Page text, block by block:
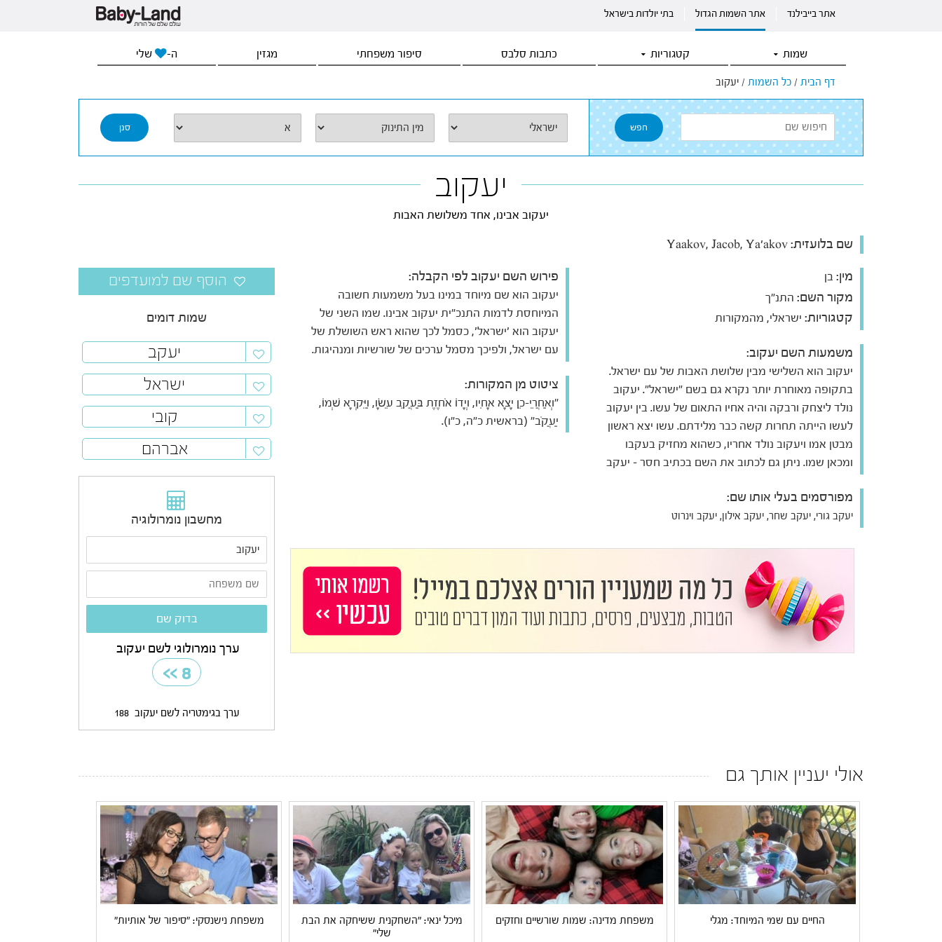
אתר בייבילנד אתר השמות הגדול בתי יולדות בישראל
שמות קטגוריות כתבות סלבס סיפור משפחתי מגזין ה- שלי
דף הבית / כל השמות / יעקוב
יעקוב
יעקוב אבינו, אחד משלושת האבות
שם בלועזית:
מין: בן
מקור השם: התנ"ך
קטגוריות: ישראלי, מהמקורות
משמעות השם יעקוב:
יעקוב הוא השלישי מבין שלושת האבות של עם ישראל.
בתקופה מאוחרת יותר נקרא גם בשם "ישראל". יעקוב
נולד ליצחק ורבקה והיה אחיו התאום של עשו. בין יעקוב
לעשו הייתה תחרות קשה כבר מלידתם. עשו יצא ראשון
מבטן אמו ויעקוב נולד אחריו, כשהוא מחזיק בעקבו
ומכאן שמו. ניתן גם לכתוב את השם בכתיב חסר – יעקב
מפורסמים בעלי אותו שם:
יעקב גורי, יעקב שחר, יעקב אילון, יעקב וינרוט
פירוש השם יעקוב לפי הקבלה:
יעקוב הוא שם מיוחד במינו בעל משמעות חשובה
המיוחסת לדמות התנכ"ית יעקוב אבינו. שמו השני של
יעקוב הוא 'ישראל', כסמל לכך שהוא ראש השושלת של
עם ישראל, ולפיכך מסמל ערכים של שורשיות ומנהיגות.
ציטוט מן המקורות:
"וְאַחֲרֵי-כֵן יָצָא אָחִיו, וְיָדוֹ אֹחֶזֶת בַּעֲקֵב עֵשָׂו, וַיִּקְרָא שְׁמוֹ,
יַעֲקֹב" (בראשית כ"ה, כ"ו).
שמות דומים
יעקב
ישראל
קובי
אברהם
מחשבון נומרולוגיה
ערך נומרולוגי לשם יעקוב
8
>>
ערך בגימטריה לשם יעקוב 188
אולי יעניין אותך גם
החיים עם שמי המיוחד: מגלי משפחת מדינה: שמות שורשיים וחזקים
מיכל ינאי: "השחקנית ששיחקה את הבת
שלי"
משפחת נישנסקי: "סיפור של אותיות"